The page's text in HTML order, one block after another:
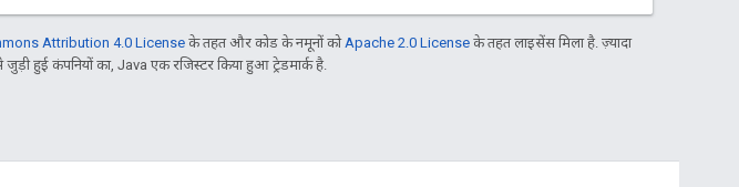
Attribution 4.0 License के तहत और कोड के नमूनों को Apache 2.0 License के तहत लाइसेंस मिला है. ज़्यादा
हुई कंपनियों का, Java एक रजिस्टर किया हुआ ट्रेडमार्क है.